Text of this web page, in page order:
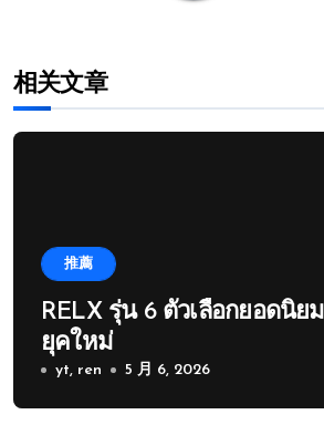
相关文章
推薦
RELX รุ่น 6 ตัวเลือกยอดนิย
ยุคใหม่
yt, ren 5 月 6, 2026